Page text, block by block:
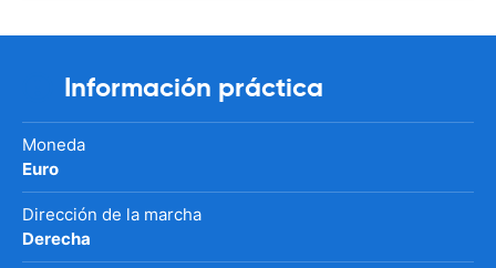
Información práctica
Moneda
Euro
Dirección de la marcha
Derecha